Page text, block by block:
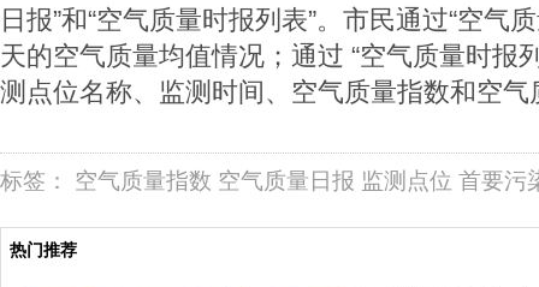
日报”和“空气质量时报列表”。市民通过“空气
天的空气质量均值情况；通过 “空气质量时报
测点位名称、监测时间、空气质量指数和空气
标签： 空气质量指数 空气质量日报 监测点位 首要污
热门推荐